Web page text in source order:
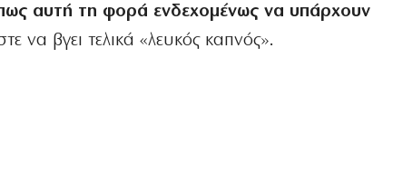
αυτή τη φορά ενδεχομένως να υπάρχουν
να βγει τελικά «λευκός καπνός».